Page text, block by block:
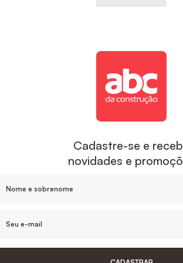
Cadastre-se e
novidades e